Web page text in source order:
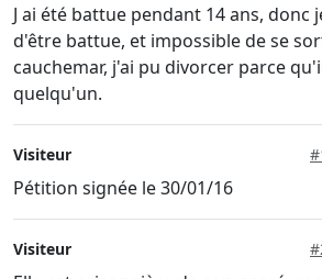
J ai été battue pendant 14 ans, donc
d'être battue, et impossible de se
cauchemar, j'ai pu divorcer parce
quelqu'un.
Visiteur
Pétition signée le 30/01/16
Visiteur